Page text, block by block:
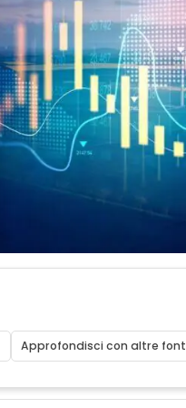
Approfondisci con altre